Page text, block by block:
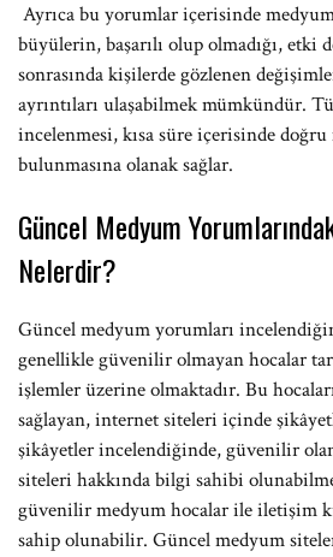
Ayrıca bu yorumlar içerisinde
büyülerin, başarılı olup olmadığı, etki
sonrasında kişilerde gözlenen
ayrıntıları ulaşabilmek mümkündür.
incelenmesi, kısa süre içerisinde
bulunmasına olanak sağlar.
Güncel Medyum
Nelerdir?
Güncel medyum yorumları
genellikle güvenilir olmayan hocalar
işlemler üzerine olmaktadır. Bu
sağlayan, internet siteleri içinde
şikâyetler incelendiğinde, güvenilir
siteleri hakkında bilgi sahibi
güvenilir medyum hocalar ile iletişim
sahip olunabilir. Güncel medyum